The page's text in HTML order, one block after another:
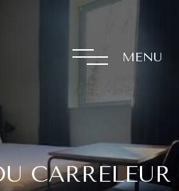
MENU
CARRELEUR